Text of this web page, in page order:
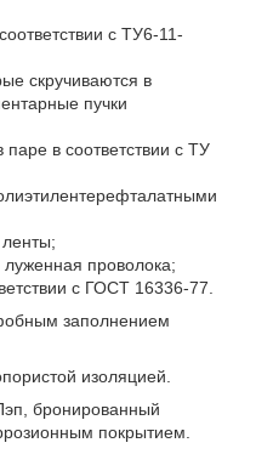
с ТУ6-11-
скручиваются в
пучки
в соответствии с ТУ
проволока;
с ГОСТ 16336-77.
заполнением
изоляцией.
бронированный
покрытием.